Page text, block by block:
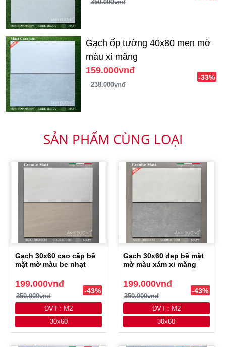
350.000vnđ
Gạch ốp tường 40x80 men mờ
màu xi măng
159.000vnđ
238.000vnđ
-33%
SẢN PHẨM CÙNG LOẠI
Gạch 30x60 cao cấp bề
mặt mờ màu be nhạt
199.000vnđ
350.000vnđ
-43%
ĐVT : M2
30x60
Gạch 30x60 đẹp bề mặt
mờ màu xám xi măng
199.000vnđ
350.000vnđ
-43%
ĐVT : M2
30x60